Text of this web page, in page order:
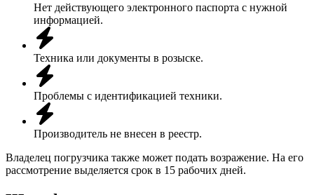
Нет действующего электронного паспорта с нужной
информацией.
Техника или документы в розыске.
Проблемы с идентификацией техники.
Производитель не внесен в реестр.
Владелец погрузчика также может подать возражение. На его
рассмотрение выделяется срок в 15 рабочих дней.